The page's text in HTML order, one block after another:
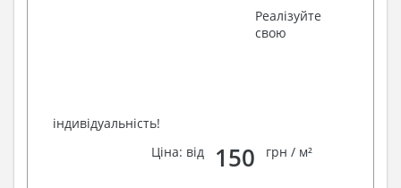
Реалізуйте
свою
індивідуальність!
Ціна: від
150 грн / м²